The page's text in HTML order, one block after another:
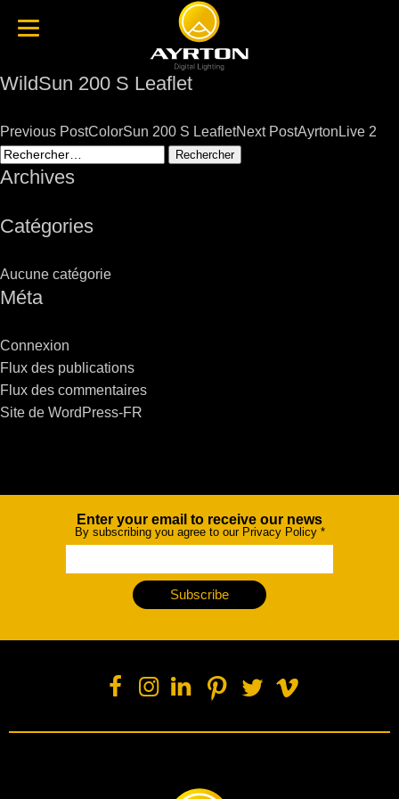
WildSun 200 S Leaflet
Post
navigation
Previous PostColorSun 200 S LeafletNext PostAyrtonLive 2
Rechercher :
Archives
Catégories
Aucune catégorie
Méta
Connexion
Flux des publications
Flux des commentaires
Site de WordPress-FR
NewsletterEnter your email to receive our news
By subscribing you agree to our Privacy Policy *
Subscribe